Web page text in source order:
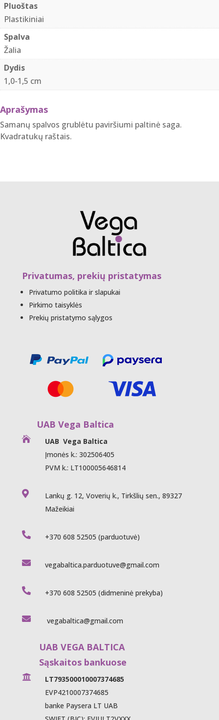
išgaubti
kvadratukai
Pluoštas
Plastikiniai
Spalva
Žalia
Dydis
1,0-1,5 cm
Aprašymas
Samanų spalvos grublėtu paviršiumi paltinė saga.
Kvadratukų raštais.
Privatumas, prekių pristatymas
Privatumo politika ir slapukai
Pirkimo taisyklės
Prekių pristatymo sąlygos
UAB Vega Baltica

UAB Vega Baltica
Įmonės k.: 302506405
PVM k.: LT100005646814

Lankų g. 12, Voverių k., Tirkšlių sen., 89327
Mažeikiai
 +370 608 52505 (parduotuvė)
 vegabaltica.parduotuve@gmail.com
 +370 608 52505 (didmeninė prekyba)
 vegabaltica@gmail.com
UAB VEGA BALTICA
Sąskaitos bankuose

LT793500010007374685
EVP4210007374685
banke Paysera LT UAB